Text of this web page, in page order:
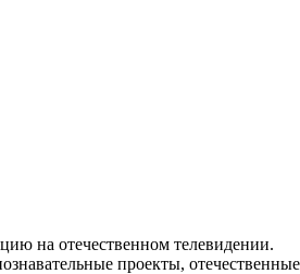
на отечественном телевидении.
проекты,